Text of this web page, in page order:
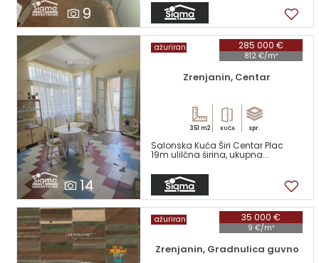
9
14
285 000 €
812 €/m²
ažuriran
Zrenjanin, Centar
351 m2 KUĆA spr.
Salonska Kuća Širi Centar Plac
19m ulilčna širina, ukupna...
35 000 €
9 €/m²
ažuriran
Zrenjanin, Gradnulica guvno